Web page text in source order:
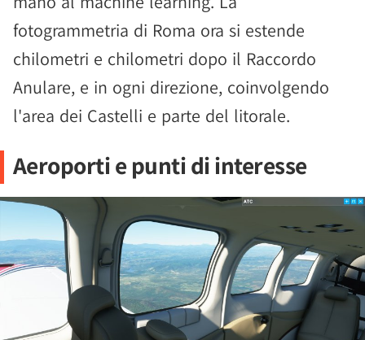
fotogrammetria di Roma ora si estende
chilometri e chilometri dopo il Raccordo
Anulare, e in ogni direzione, coinvolgendo
l'area dei Castelli e parte del litorale.
Aeroporti e punti di interesse